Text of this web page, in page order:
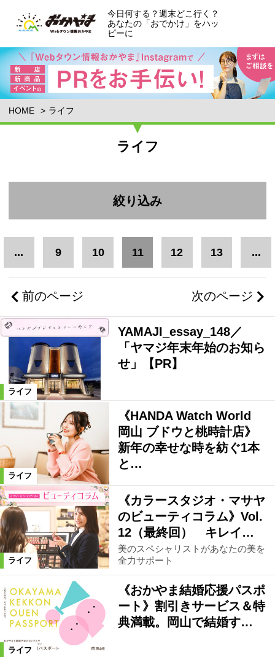
今日何する？週末どこ行く？
あなたの「おでかけ」をハッ
ピーに
HOME ライフ
ライフ
絞り込み
エリア
東備エリア 岡山市中心部
玉野市エリア 倉敷市郊外・早島町
赤磐市エリア
高梁・新見・真庭エリア
倉敷市中心部 井笠エリア
総社・吉備中央エリア 岡山県全域
岡山県外
カテゴリ
ファッション ショッピング
生活 スクール
前のページ
... 9 10 11 12 13 ...
次のページ
ライフ
YAMAJI_essay_148／
「ヤマジ年末年始のお知ら
せ」【PR】
ライフ
《HANDA Watch World
岡山 ブドウと桃時計店》
新年の幸せな時を紡ぐ1本
と…
ライフ
《カラースタジオ・マサヤ
のビューティコラム》Vol.
12（最終回） キレイ…
美のスペシャリストがあなたの美を
全力サポート
ライフ
《おかやま結婚応援パスポ
ート》割引きサービス＆特
典満載。岡山で結婚す…